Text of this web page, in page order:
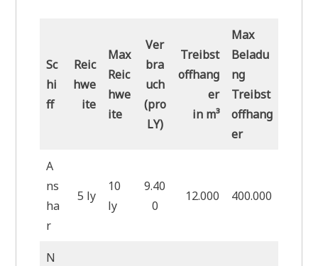
Sc
hi
ff
Reic
hwe
ite
Max
Reic
hwe
ite
Ver
bra
uch
(pro
LY)
Treibst
offhang
er
in m³
Max
Beladu
ng
Treibst
offhang
er
A
ns
ha
r
5 ly
10
ly
9.40
0
12.000 400.000
N